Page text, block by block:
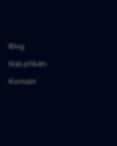
Blog
Náš příběh
Kontakt